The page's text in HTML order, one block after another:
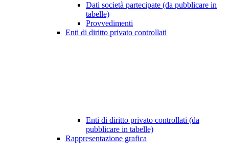
Dati società partecipate (da pubblicare in
tabelle)
Provvedimenti
Enti di diritto privato controllati
Enti di diritto privato controllati (da
pubblicare in tabelle)
Rappresentazione grafica